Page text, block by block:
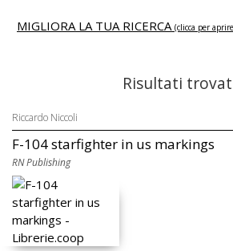
MIGLIORA LA TUA RICERCA (clicca per
Risultati
Riccardo Niccoli
F-104 starfighter in us markings
RN Publishing